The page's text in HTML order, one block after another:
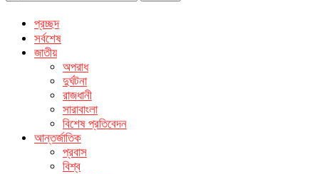
প্রচ্ছদ
সর্বশেষ
জাতীয়
অপরাধ
দুর্ঘটনা
রাজধানী
সারাবাংলা
বিশেষ প্রতিবেদন
আন্তর্জাতিক
প্রবাস
বিশ্ব